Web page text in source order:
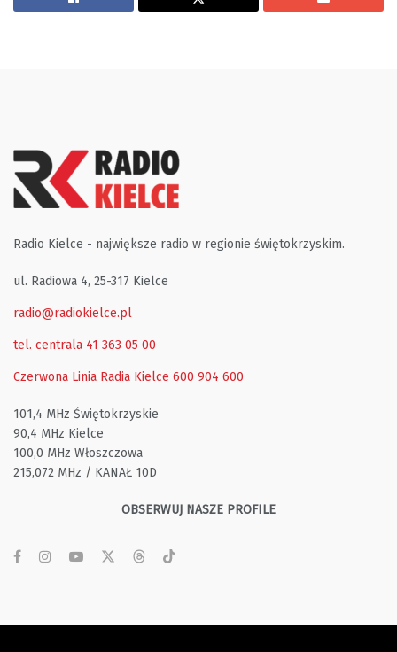
Radio Kielce - największe radio w regionie świętokrzyskim.
ul. Radiowa 4, 25-317 Kielce
radio@radiokielce.pl
tel. centrala 41 363 05 00
Czerwona Linia Radia Kielce 600 904 600
101,4 MHz Świętokrzyskie
90,4 MHz Kielce
100,0 MHz Włoszczowa
215,072 MHz / KANAŁ 10D
OBSERWUJ NASZE PROFILE